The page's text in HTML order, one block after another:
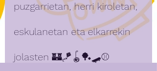
puzgarrietan, herri kiroletan,
eskulanetan eta elkarrekin
jolasten 🏰🪁🪀🏓🛹⚾